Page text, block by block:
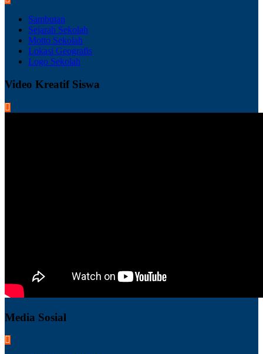
Sambutan
Sejarah Sekolah
Motto Sekolah
Lokasi Geografis
Logo Sekolah
Video Kreatif Siswa
Media Sosial